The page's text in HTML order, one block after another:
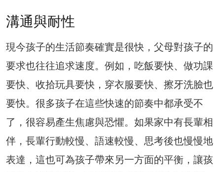
溝通與耐性
現今孩子的生活節奏確實是很快，父母對孩子的
要求也往往追求速度。例如，吃飯要快、做功課
要快、收拾玩具要快，穿衣服要快、擦牙洗臉也
要快。很多孩子在這些快速的節奏中都承受不
了，很容易產生焦慮與恐懼。如果家中有長輩相
伴，長輩行動較慢、語速較慢、思考後也慢慢地
表達，這也可為孩子帶來另一方面的平衡，讓孩